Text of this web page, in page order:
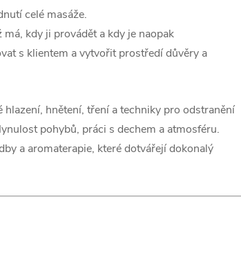
celé masáže.
kdy ji provádět a kdy je naopak
s klientem a vytvořit prostředí důvěry a
hnětení, tření a techniky pro odstranění
pohybů, práci s dechem a atmosféru.
a aromaterapie, které dotvářejí dokonalý